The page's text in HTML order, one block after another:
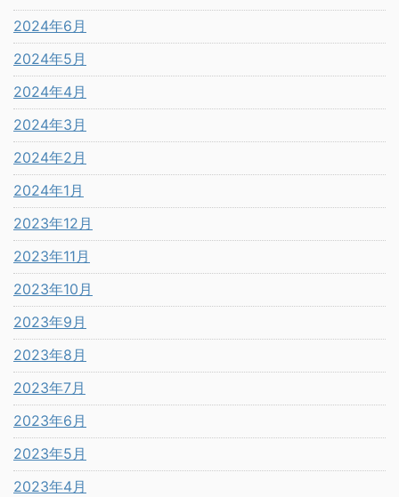
2024年6月
2024年5月
2024年4月
2024年3月
2024年2月
2024年1月
2023年12月
2023年11月
2023年10月
2023年9月
2023年8月
2023年7月
2023年6月
2023年5月
2023年4月